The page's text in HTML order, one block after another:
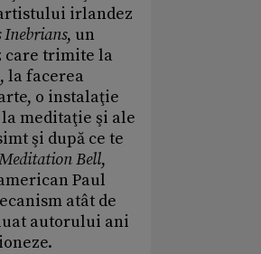
irlandez
Inebrians, un
care trimite la
la facerea
o instalaţie
meditaţie şi ale
şi după ce te
Bell,
Paul
atât de
autorului ani